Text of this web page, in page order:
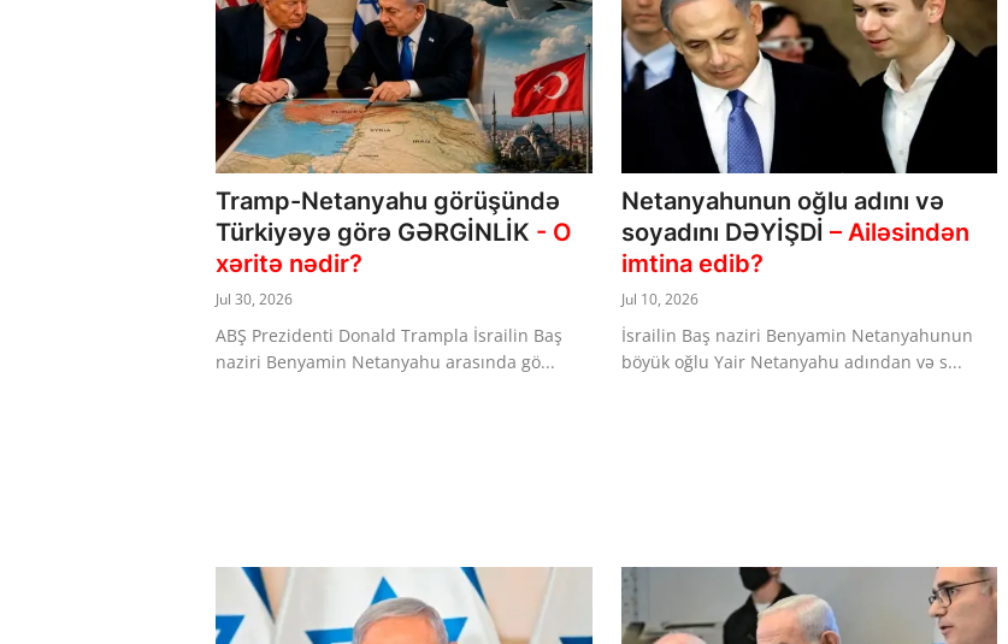
Tramp-Netanyahu görüşündə
Türkiyəyə görə GƏRGİNLİK - O
xəritə nədir?
Jul 30, 2026
ABŞ Prezidenti Donald Trampla İsrailin Baş
naziri Benyamin Netanyahu arasında gö...
Netanyahunun oğlu adını və
soyadını DƏYİŞDİ – Ailəsindən
imtina edib?
Jul 10, 2026
İsrailin Baş naziri Benyamin Netanyahunun
böyük oğlu Yair Netanyahu adından və s...